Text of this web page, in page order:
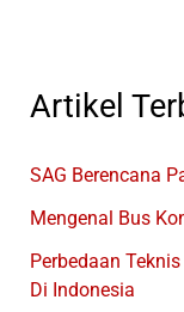
Artikel
SAG Berencana
Mengenal Bus
Perbedaan
Di Indonesia